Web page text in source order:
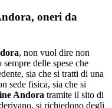
, oneri da
, non vuol dire non
delle spese che
sia che si tratti di una
sede fisica, sia che si
Andora tramite il sito di
si richiedono degli